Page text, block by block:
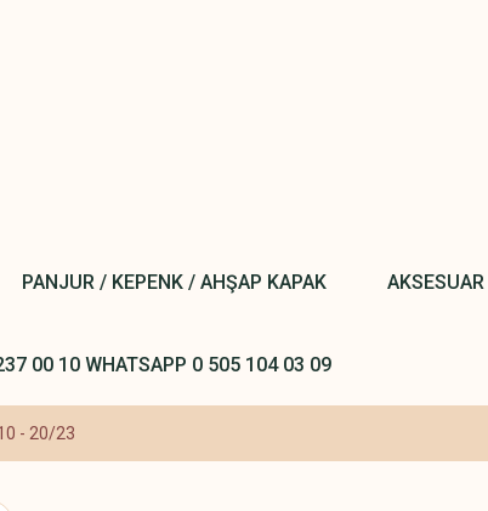
PANJUR / KEPENK / AHŞAP KAPAK AKSESUAR
00 10 WHATSAPP 0 505 104 03 09
- 20/23